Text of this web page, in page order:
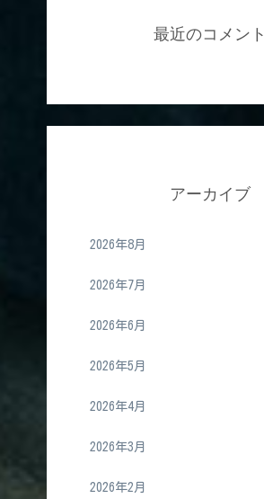
最近のコメント
アーカイブ
2026年8月
2026年7月
2026年6月
2026年5月
2026年4月
2026年3月
2026年2月